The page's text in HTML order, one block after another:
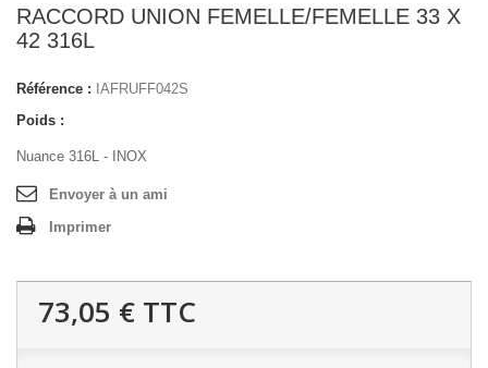
RACCORD UNION FEMELLE/FEMELLE 33 X
42 316L
Référence : IAFRUFF042S
Poids :
Nuance 316L - INOX
Envoyer à un ami
Imprimer
73,05 € TTC